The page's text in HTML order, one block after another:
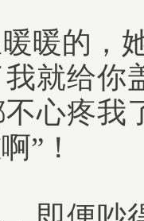
暖的，
就给你
心疼我
”！